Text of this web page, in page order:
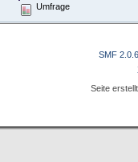
Umfrage
SMF 2.0.6
Seite